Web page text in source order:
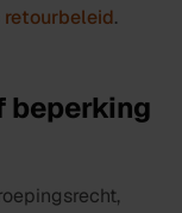
retourbeleid.
beperking